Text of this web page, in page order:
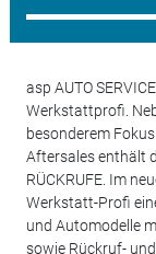
asp AUTO
Werkstattprofi.
besonderem
Aftersales enthält
RÜCKRUFE. Im
Werkstatt-Profi
und Automodelle
sowie Rückruf-